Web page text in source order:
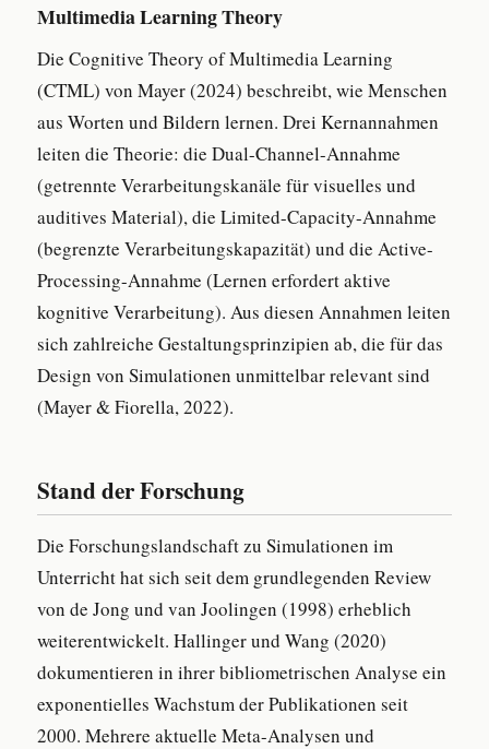
Multimedia Learning Theory
Die Cognitive Theory of Multimedia Learning
(CTML) von Mayer (2024) beschreibt, wie Menschen
aus Worten und Bildern lernen. Drei Kernannahmen
leiten die Theorie: die Dual-Channel-Annahme
(getrennte Verarbeitungskanäle für visuelles und
auditives Material), die Limited-Capacity-Annahme
(begrenzte Verarbeitungskapazität) und die Active-
Processing-Annahme (Lernen erfordert aktive
kognitive Verarbeitung). Aus diesen Annahmen leiten
sich zahlreiche Gestaltungsprinzipien ab, die für das
Design von Simulationen unmittelbar relevant sind
(Mayer & Fiorella, 2022).
Stand der Forschung
Die Forschungslandschaft zu Simulationen im
Unterricht hat sich seit dem grundlegenden Review
von de Jong und van Joolingen (1998) erheblich
weiterentwickelt. Hallinger und Wang (2020)
dokumentieren in ihrer bibliometrischen Analyse ein
exponentielles Wachstum der Publikationen seit
2000. Mehrere aktuelle Meta-Analysen und